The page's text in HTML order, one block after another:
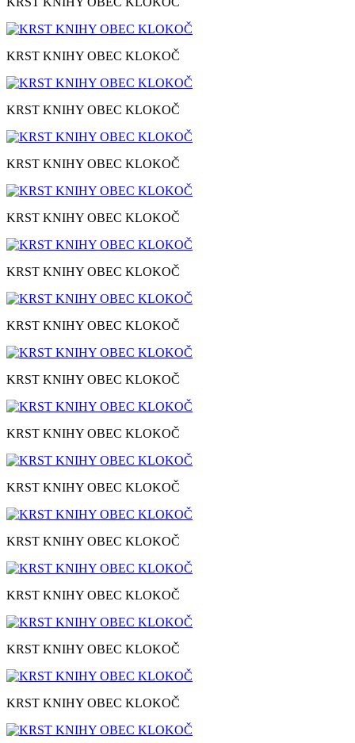
KRST KNIHY OBEC KLOKOČ
KRST KNIHY OBEC KLOKOČ
KRST KNIHY OBEC KLOKOČ
KRST KNIHY OBEC KLOKOČ
KRST KNIHY OBEC KLOKOČ
KRST KNIHY OBEC KLOKOČ
KRST KNIHY OBEC KLOKOČ
KRST KNIHY OBEC KLOKOČ
KRST KNIHY OBEC KLOKOČ
KRST KNIHY OBEC KLOKOČ
KRST KNIHY OBEC KLOKOČ
KRST KNIHY OBEC KLOKOČ
KRST KNIHY OBEC KLOKOČ